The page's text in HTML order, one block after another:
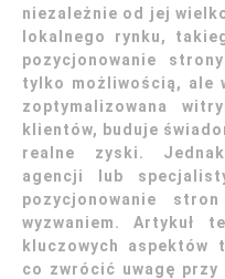
niezależnie od jej
lokalnego rynku,
pozycjonowanie
tylko możliwością, ale
zoptymalizowana
klientów, buduje
realne zyski.
agencji lub
pozycjonowanie
wyzwaniem. Artykuł
kluczowych aspektów
co zwrócić uwagę przy